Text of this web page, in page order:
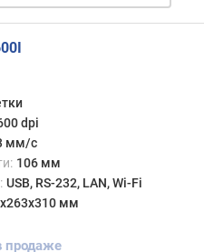
dpi
мм/с
106 мм
USB, RS-232, LAN, Wi-Fi
мм
продаже